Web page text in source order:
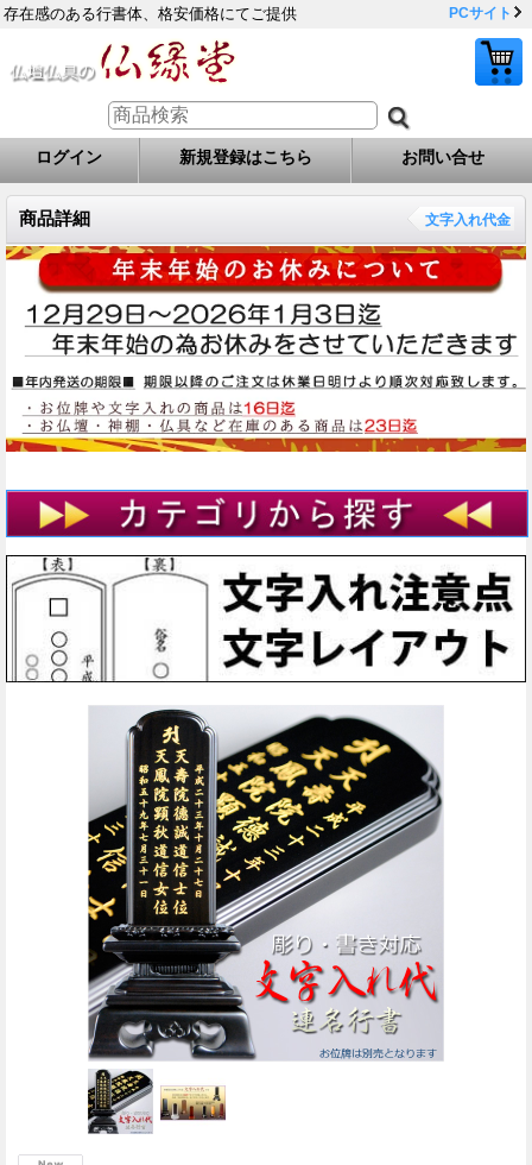
存在感のある行書体、格安価格にてご提供 PCサイト
ログイン 新規登録はこちら お問い合せ
商品詳細 文字入れ代金